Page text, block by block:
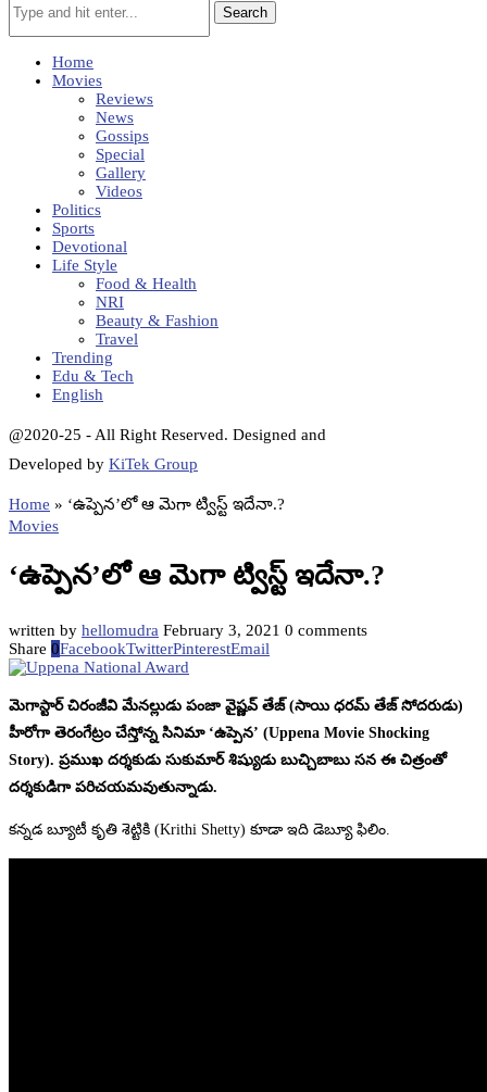
Search
Home
Movies
Reviews
News
Gossips
Special
Gallery
Videos
Politics
Sports
Devotional
Life Style
Food & Health
NRI
Beauty & Fashion
Travel
Trending
Edu & Tech
English
@2020-25 - All Right Reserved. Designed and
Developed by KiTek Group
Home » ‘ఉప్పెన’లో ఆ మెగా ట్విస్ట్ ఇదేనా.?
Movies
‘ఉప్పెన’లో ఆ మెగా ట్విస్ట్ ఇదేనా.?
written by hellomudra February 3, 2021 0 comments
Share 0FacebookTwitterPinterestEmail
మెగాస్టార్ చిరంజీవి మేనల్లుడు పంజా వైష్ణవ్ తేజ్ (సాయి ధరమ్ తేజ్ సోదరుడు)
హీరోగా తెరంగేట్రం చేస్తోన్న సినిమా ‘ఉప్పెన’ (Uppena Movie Shocking
Story). ప్రముఖ దర్శకుడు సుకుమార్ శిష్యుడు బుచ్చిబాబు సన ఈ చిత్రంతో
దర్శకుడిగా పరిచయమవుతున్నాడు.
కన్నడ బ్యూటీ కృతి శెట్టికి (Krithi Shetty) కూడా ఇది డెబ్యూ ఫిలిం.